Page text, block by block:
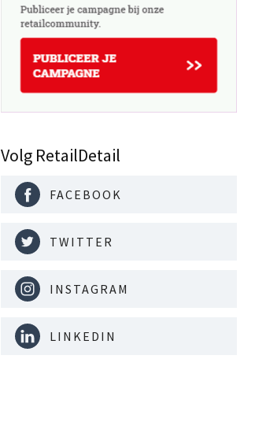
Volg RetailDetail
FACEBOOK
TWITTER
INSTAGRAM
LINKEDIN